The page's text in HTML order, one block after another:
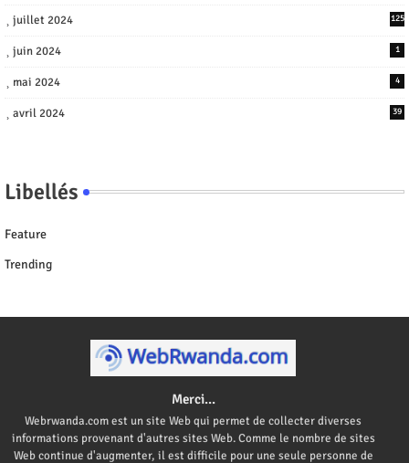
juillet 2024 125
juin 2024 1
mai 2024 4
avril 2024 39
Libellés
Feature
Trending
Merci...
Webrwanda.com est un site Web qui permet de collecter diverses
informations provenant d'autres sites Web. Comme le nombre de sites
Web continue d'augmenter, il est difficile pour une seule personne de